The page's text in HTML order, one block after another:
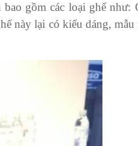
gồm các loại ghế
này lại có kiểu dáng,